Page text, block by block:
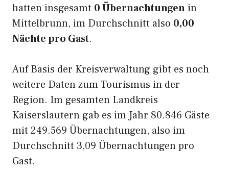
hatten insgesamt 0 Übernachtungen in
Mittelbrunn, im Durchschnitt also 0,00
Nächte pro Gast.
Auf Basis der Kreisverwaltung gibt es noch
weitere Daten zum Tourismus in der
Region. Im gesamten Landkreis
Kaiserslautern gab es im Jahr 80.846 Gäste
mit 249.569 Übernachtungen, also im
Durchschnitt 3,09 Übernachtungen pro
Gast.